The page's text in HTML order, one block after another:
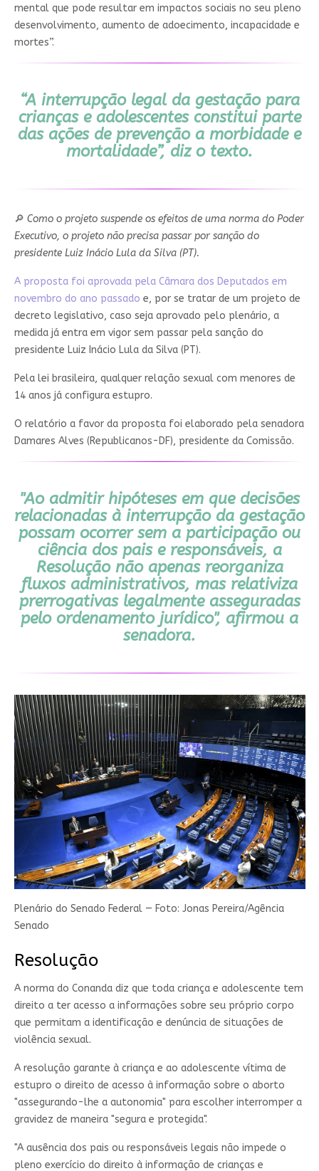
mental que pode resultar em impactos sociais no seu pleno
desenvolvimento, aumento de adoecimento, incapacidade e
mortes”.
“A interrupção legal da gestação para
crianças e adolescentes constitui parte
das ações de prevenção a morbidade e
mortalidade”, diz o texto.
🔎 Como o projeto suspende os efeitos de uma norma do Poder
Executivo, o projeto não precisa passar por sanção do
presidente Luiz Inácio Lula da Silva (PT).
A proposta foi aprovada pela Câmara dos Deputados em
novembro do ano passado e, por se tratar de um projeto de
decreto legislativo, caso seja aprovado pelo plenário, a
medida já entra em vigor sem passar pela sanção do
presidente Luiz Inácio Lula da Silva (PT).
Pela lei brasileira, qualquer relação sexual com menores de
14 anos já configura estupro.
O relatório a favor da proposta foi elaborado pela senadora
Damares Alves (Republicanos-DF), presidente da Comissão.
"Ao admitir hipóteses em que decisões
relacionadas à interrupção da gestação
possam ocorrer sem a participação ou
ciência dos pais e responsáveis, a
Resolução não apenas reorganiza
fluxos administrativos, mas relativiza
prerrogativas legalmente asseguradas
pelo ordenamento jurídico", afirmou a
senadora.
Plenário do Senado Federal — Foto: Jonas Pereira/Agência
Senado
Resolução
A norma do Conanda diz que toda criança e adolescente tem
direito a ter acesso a informações sobre seu próprio corpo
que permitam a identificação e denúncia de situações de
violência sexual.
A resolução garante à criança e ao adolescente vítima de
estupro o direito de acesso à informação sobre o aborto
"assegurando-lhe a autonomia" para escolher interromper a
gravidez de maneira "segura e protegida".
"A ausência dos pais ou responsáveis legais não impede o
pleno exercício do direito à informação de crianças e